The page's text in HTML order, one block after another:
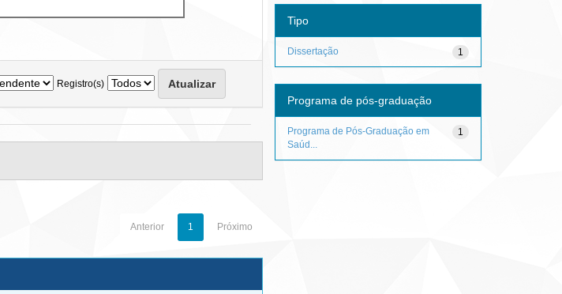
Registro(s)
Anterior 1 Próximo
Tipo
1
Dissertação
Programa de pós-graduação
1
Programa de Pós-Graduação em
Saúd...